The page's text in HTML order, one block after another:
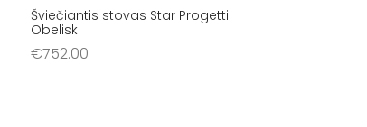
Šviečiantis stovas Star Progetti
Obelisk
€752.00